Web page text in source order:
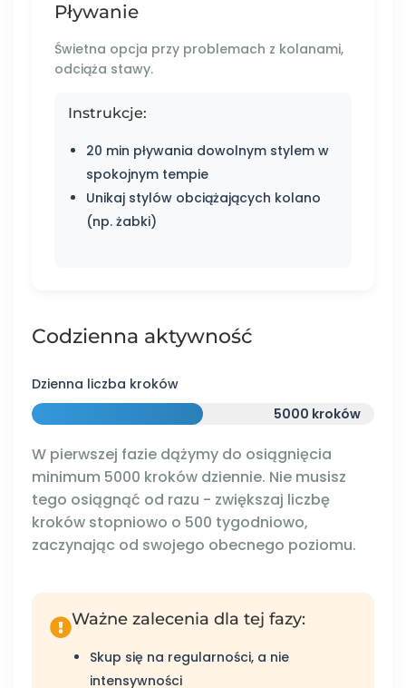
Pływanie
Świetna opcja przy problemach z kolanami,
odciąża stawy.
Instrukcje:
20 min pływania dowolnym stylem w
spokojnym tempie
Unikaj stylów obciążających kolano
(np. żabki)
Codzienna aktywność
Dzienna liczba kroków
5000 kroków
W pierwszej fazie dążymy do osiągnięcia
minimum 5000 kroków dziennie. Nie musisz
tego osiągnąć od razu - zwiększaj liczbę
kroków stopniowo o 500 tygodniowo,
zaczynając od swojego obecnego poziomu.
Ważne zalecenia dla tej fazy:
Skup się na regularności, a nie
intensywności